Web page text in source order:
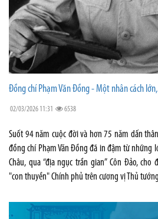
Đồng chí Phạm Văn Đồng - Một nhân cách
02/03/2026 11:31 6538
Suốt 94 năm cuộc đời và hơn 75 năm dấn
đồng chí Phạm Văn Đồng đã in đậm từ những
Châu, qua “địa ngục trần gian” Côn Đảo,
"con thuyền" Chính phủ trên cương vị Thủ